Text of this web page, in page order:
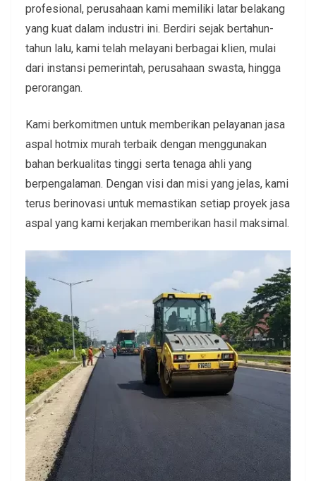
profesional, perusahaan kami memiliki latar belakang
yang kuat dalam industri ini. Berdiri sejak bertahun-
tahun lalu, kami telah melayani berbagai klien, mulai
dari instansi pemerintah, perusahaan swasta, hingga
perorangan.
Kami berkomitmen untuk memberikan pelayanan jasa
aspal hotmix murah terbaik dengan menggunakan
bahan berkualitas tinggi serta tenaga ahli yang
berpengalaman. Dengan visi dan misi yang jelas, kami
terus berinovasi untuk memastikan setiap proyek jasa
aspal yang kami kerjakan memberikan hasil maksimal.